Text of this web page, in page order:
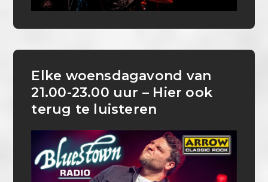
Elke woensdagavond van
21.00-23.00 uur – Hier ook
terug te luisteren